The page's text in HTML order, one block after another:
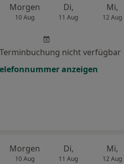
Morgen
10 Aug
Di,
11 Aug
Mi,
12 Aug
nicht verfügbar
anzeigen
Morgen
10 Aug
Di,
11 Aug
Mi,
12 Aug